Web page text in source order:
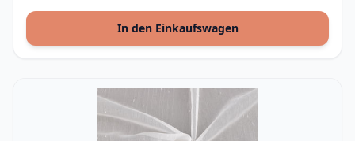
In den Einkaufswagen